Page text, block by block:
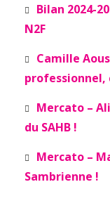
Bilan 2024-
N2F
Camille
professionnel,
Mercato –
du SAHB !
Mercato –
Sambrienne !